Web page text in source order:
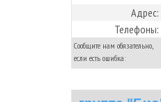
Адрес:
Телефоны:
Сообщите нам обязательно,
если есть ошибка: